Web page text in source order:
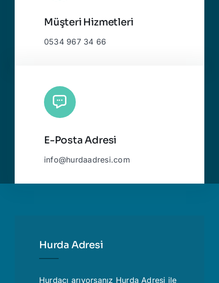
Müşteri Hizmetleri
0534 967 34 66
E-Posta Adresi
info@hurdaadresi.com
Hurda Adresi
Hurdacı arıyorsanız Hurda Adresi ile